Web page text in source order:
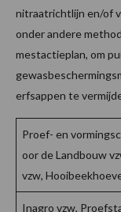
nitraatrichtlijn en/of
onder andere
mestactieplan, om
erfsappen te
Proef- en
oor de Landbouw
vzw,
Inagro vzw,